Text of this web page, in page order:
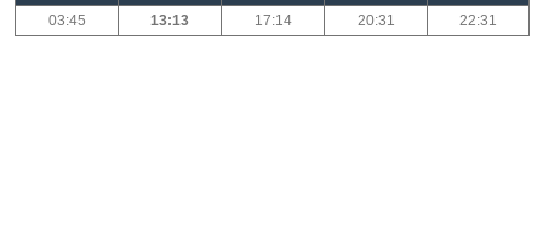
03:45
13:13 17:14 20:31 22:31